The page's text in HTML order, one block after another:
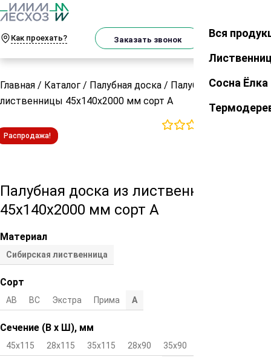
Как проехать? Заказать звонок Закрыть
Вся
Сосна Ёлка
Главная / Каталог / Палубная доска / Палубная доска из
лиственницы 45х140х2000 мм сорт А
Распродажа!
Палубная доска из лиственницы
45х140х2000 мм сорт А
Материал
Сибирская лиственница
Сорт
АВ ВС Экстра Прима А
Сечение (В х Ш), мм
45х115 28х115 35х115 28х90 35х90